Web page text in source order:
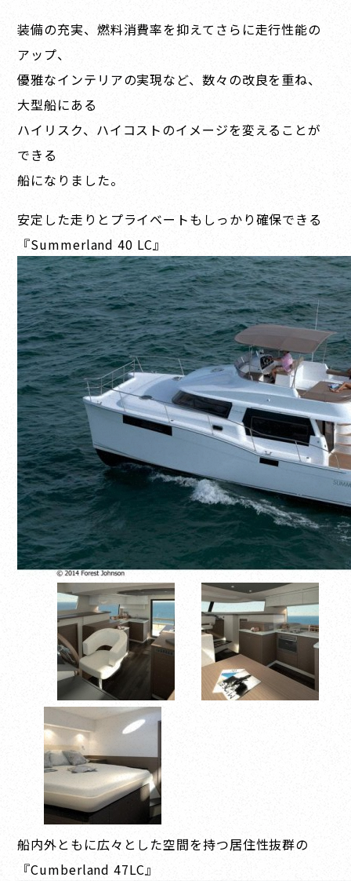
装備の充実、燃料消費率を抑えてさらに走行性能の
アップ、
優雅なインテリアの実現など、数々の改良を重ね、
大型船にある
ハイリスク、ハイコストのイメージを変えることが
できる
船になりました。
安定した走りとプライベートもしっかり確保できる
『Summerland 40 LC』
船内外ともに広々とした空間を持つ居住性抜群の
『Cumberland 47LC』